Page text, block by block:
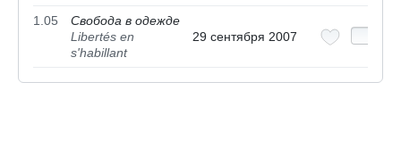
1.05
Свобода в одежде
Libertés en
s'habillant
29 сентября 2007